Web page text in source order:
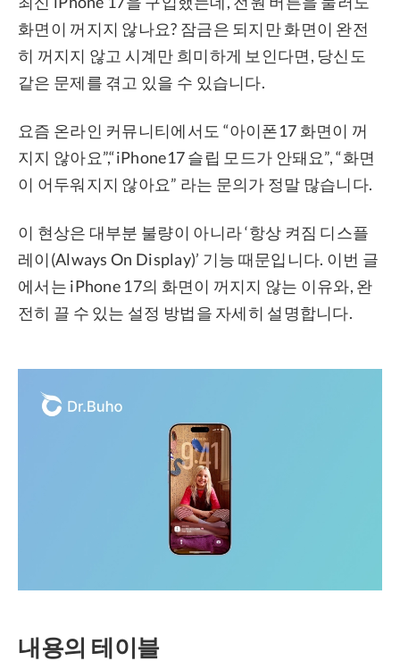
소개
지원
프라이버시
환불
화면이 꺼지지 않나요? 잠금은 되지만 화면이 완전
히 꺼지지 않고 시계만 희미하게 보인다면, 당신도
같은 문제를 겪고 있을 수 있습니다.
요즘 온라인 커뮤니티에서도 “아이폰17 화면이 꺼
지지 않아요”,“iPhone17 슬립 모드가 안돼요”, “화면
이 어두워지지 않아요” 라는 문의가 정말 많습니다.
이 현상은 대부분 불량이 아니라 ‘항상 켜짐 디스플
레이(Always On Display)’ 기능 때문입니다. 이번 글
에서는 iPhone 17의 화면이 꺼지지 않는 이유와, 완
전히 끌 수 있는 설정 방법을 자세히 설명합니다.
내용의 테이블